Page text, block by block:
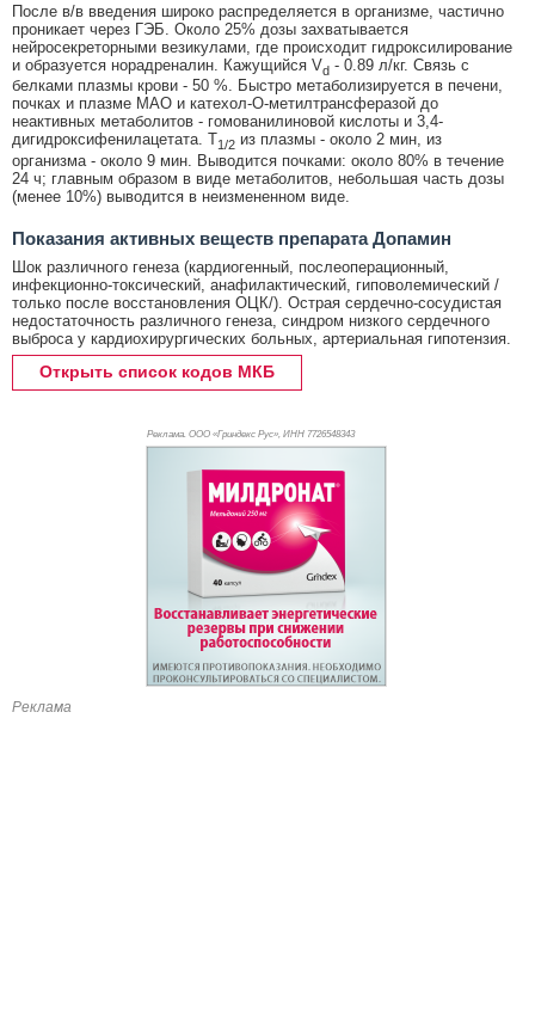
После в/в введения широко распределяется в организме, частично
проникает через ГЭБ. Около 25% дозы захватывается
нейросекреторными везикулами, где происходит гидроксилирование
и образуется норадреналин. Кажущийся Vd - 0.89 л/кг. Связь с
белками плазмы крови - 50 %. Быстро метаболизируется в печени,
почках и плазме МАО и катехол-O-метилтрансферазой до
неактивных метаболитов - гомованилиновой кислоты и 3,4-
дигидроксифенилацетата. T1/2 из плазмы - около 2 мин, из
организма - около 9 мин. Выводится почками: около 80% в течение
24 ч; главным образом в виде метаболитов, небольшая часть дозы
(менее 10%) выводится в неизмененном виде.
Показания активных веществ препарата Допамин
Шок различного генеза (кардиогенный, послеоперационный,
инфекционно-токсический, анафилактический, гиповолемический /
только после восстановления ОЦК/). Острая сердечно-сосудистая
недостаточность различного генеза, синдром низкого сердечного
выброса у кардиохирургических больных, артериальная гипотензия.
Открыть список кодов МКБ
Реклама. ООО «Гриндекс Рус», ИНН 7726548343
Реклама